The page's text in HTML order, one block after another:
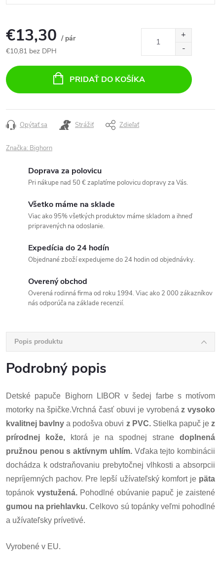
€13,30 / pár
€10,81 bez DPH
cena:
PRIDAŤ DO KOŠÍKA
Opýtať sa Strážiť Zdieľať
Značka: Bighorn
Doprava za polovicu
Pri nákupe nad 50 € zaplatíme polovicu dopravy za Vás.
Všetko máme na sklade
Viac ako 95% všetkých produktov máme skladom a ihneď
pripravených na odoslanie.
Expedícia do 24 hodín
Objednané zboží expedujeme do 24 hodin od objednávky.
Overený obchod
Overená rodinná firma od roku 1994. Viac ako 2 000 zákazníkov
nás odporúča na základe recenzií.
Popis produktu
Podrobný popis
Detské papuče Bighorn LIBOR v šedej farbe s motívom
motorky na špičke.Vrchná časť obuvi je vyrobená z vysoko
kvalitnej bavlny a podošva obuvi z PVC.Stielka papuč jez
prírodnej kože,ktorá je na spodnej stranedoplnená
pružnou penou s aktívnym uhlím.Vďaka tejto kombinácii
dochádza k odstraňovaniu prebytočnej vlhkosti a absorpcii
nepríjemných pachov. Pre lepší užívateľský komfort jepäta
topánok vystužená.Pohodlné obúvanie papuč je zaistené
gumou na priehlavku. Celkovo sú topánky veľmi pohodlné
a užívateľsky prívetivé.
Vyrobené v EU.